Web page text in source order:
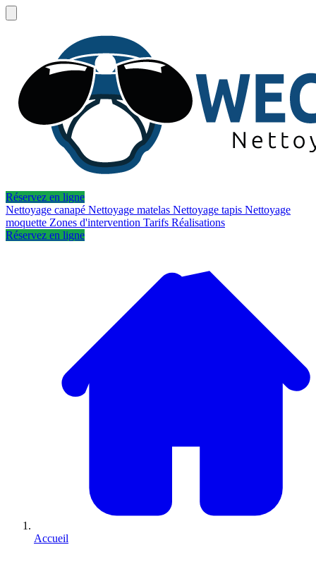
Réservez en ligne
Nettoyage canapé Nettoyage matelas Nettoyage tapis Nettoyage
moquette Zones d'intervention Tarifs Réalisations
Réservez en ligne
Accueil